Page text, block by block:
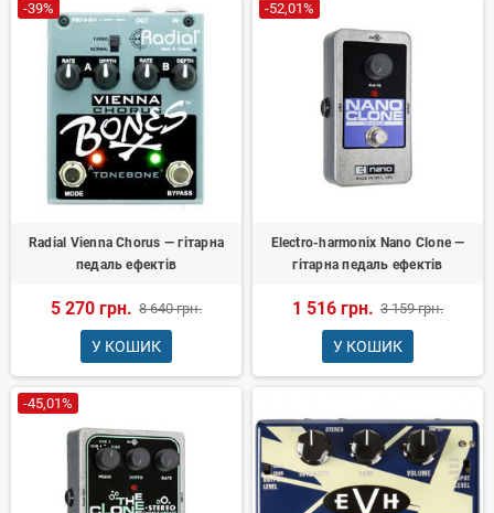
-39%
Radial Vienna Chorus — гітарна
педаль ефектів
5 270 грн. 8 640 грн.
У КОШИК
-52,01%
Electro-harmonix Nano Clone —
гітарна педаль ефектів
1 516 грн. 3 159 грн.
У КОШИК
-45,01%